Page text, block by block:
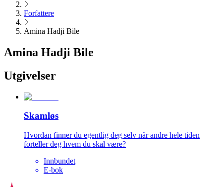
Forfattere
Amina Hadji Bile
Amina Hadji Bile
Utgivelser
Skamløs
Hvordan finner du egentlig deg selv når andre hele tiden
forteller deg hvem du skal være?
Innbundet
E-bok